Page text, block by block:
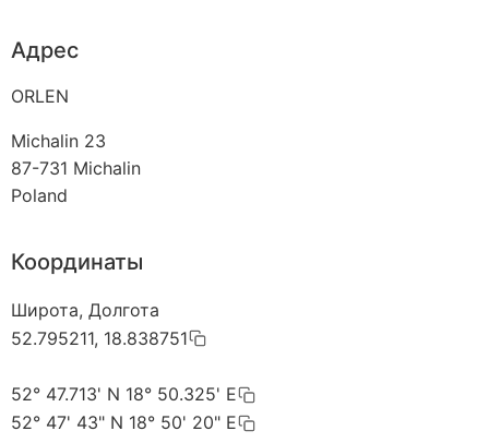
Адрес
ORLEN
Michalin 23
87-731 Michalin
Poland
Координаты
Широта, Долгота
52.795211, 18.838751
52° 47.713' N 18° 50.325' E
52° 47' 43" N 18° 50' 20" E